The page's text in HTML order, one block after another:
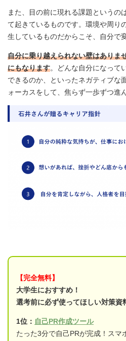
また、目の前に現れる課題というの
て起きているものです。環境や周り
生しているものだからこそ、自分で
自分に乗り越えられない壁はありま
にもなります。どんな自分になって
できるのか、といったネガティブな
ォーカスをして、焦らず一歩ずつ進
【完全無料】
大学生におすすめ！
選考前に必ず使ってほしい対策資
1位： 自己PR作成ツール
たった3分で自己PRが完成！スマ